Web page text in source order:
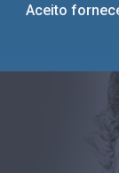
Aceito